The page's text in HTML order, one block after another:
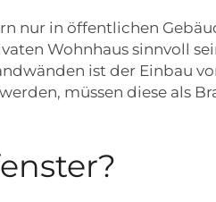
nur in öffentlichen
Wohnhaus sinnvoll
ist der Einbau
müssen diese als